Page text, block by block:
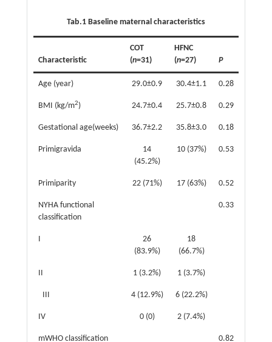
Tab.1 Baseline maternal characteristics
Characteristic
COT
(n=31)
HFNC
(n=27) P
Age (year) 29.0±0.9 30.4±1.1 0.28
BMI (kg/m2) 24.7±0.4 25.7±0.8 0.29
Gestational age(weeks) 36.7±2.2 35.8±3.0 0.18
Primigravida
14
(45.2%)
10 (37%) 0.53
Primiparity 22 (71%) 17 (63%) 0.52
NYHA functional
classification
0.33
I
26
(83.9%)
18
(66.7%)
II 1 (3.2%) 1 (3.7%)
III 4 (12.9%) 6 (22.2%)
IV 0 (0) 2 (7.4%)
mWHO classification 0.82